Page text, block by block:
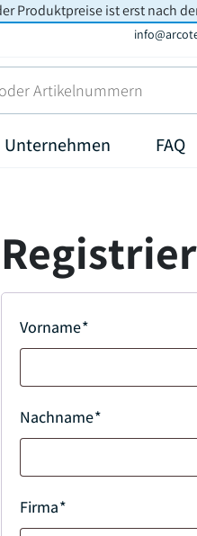
Produktpreise ist erst nach
Unternehmen FAQ
Vorname*
Nachname*
Firma*